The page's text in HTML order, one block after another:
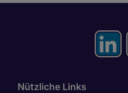
Nützliche Links